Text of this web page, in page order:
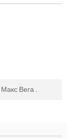
Макс Вега .